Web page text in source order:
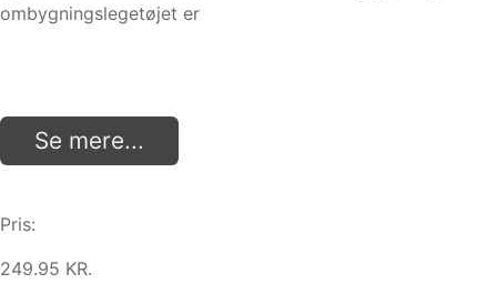
ombygningslegetøjet er
Se mere...
Pris:
249.95 KR.